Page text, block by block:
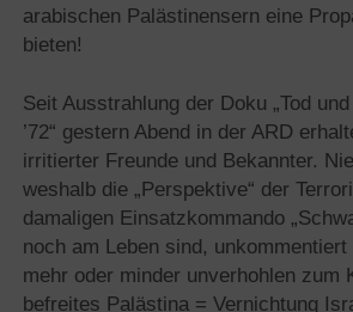
arabischen Palästinensern eine
bieten!
Seit Ausstrahlung der Doku „Tod
’72“ gestern Abend in der ARD
irritierter Freunde und Bekannter.
weshalb die „Perspektive“ der
damaligen Einsatzkommando
noch am Leben sind,
mehr oder minder unverhohlen zum
befreites Palästina = Vernichtung